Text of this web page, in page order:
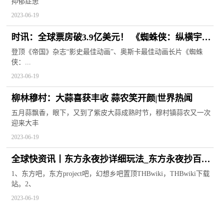
2023-06-19
时讯：全球票房破3.9亿美元！ 《蜘蛛侠：纵横宇
宙》新片段动作戏太丝滑
登顶《帝国》杂志“影史最佳动画”、奥斯卡最佳动画长片《蜘蛛
侠：...
2023-06-19
柳林穆村：大蒜喜获丰收 蒜农笑开颜|世界热闻
五月蒜飘香，眼下，又到了紫皮大蒜成熟时节，穆村镇蒜农又一次
迎来大丰
2023-06-19
全球快资讯丨东方永夜抄详细玩法_东方永夜抄百度
云
1、东方吧，东方project吧，幻想乡吧置顶THBwiki，THBwiki下载
站。2、
2023-06-19